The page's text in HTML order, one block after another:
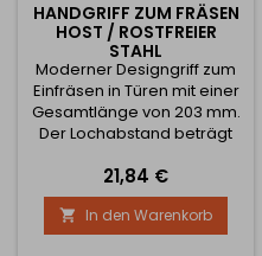
HANDGRIFF ZUM FRÄSEN
HOST / ROSTFREIER
STAHL
Moderner Designgriff zum
Einfräsen in Türen mit einer
Gesamtlänge von 203 mm.
Der Lochabstand beträgt
Befestigungsloch ist 200 x
38 mm groß und 14,5 mm
tief.
Preis
21,84 €
 In den Warenkorb